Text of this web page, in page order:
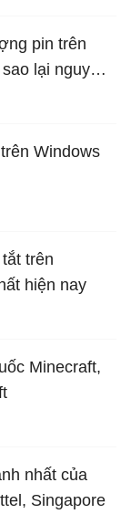
pin trên
lại nguy
Windows
trên
hiện nay
Minecraft,
nhất của
Singapore